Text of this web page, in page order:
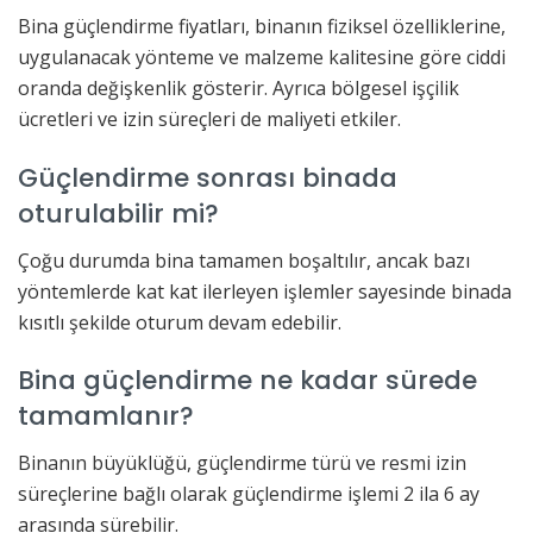
Bina güçlendirme fiyatları, binanın fiziksel özelliklerine,
uygulanacak yönteme ve malzeme kalitesine göre ciddi
oranda değişkenlik gösterir. Ayrıca bölgesel işçilik
ücretleri ve izin süreçleri de maliyeti etkiler.
Güçlendirme sonrası binada
oturulabilir mi?
Çoğu durumda bina tamamen boşaltılır, ancak bazı
yöntemlerde kat kat ilerleyen işlemler sayesinde binada
kısıtlı şekilde oturum devam edebilir.
Bina güçlendirme ne kadar sürede
tamamlanır?
Binanın büyüklüğü, güçlendirme türü ve resmi izin
süreçlerine bağlı olarak güçlendirme işlemi 2 ila 6 ay
arasında sürebilir.